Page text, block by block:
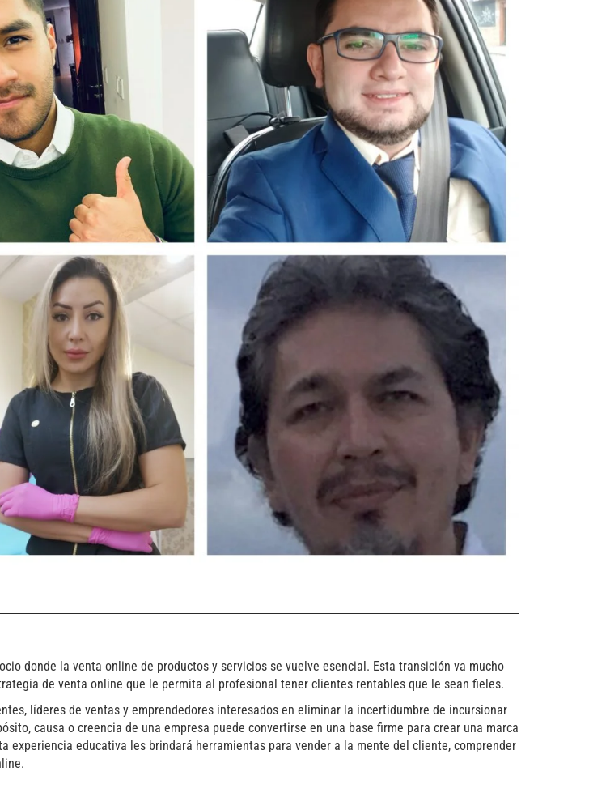
donde la venta online de productos y servicios se vuelve esencial. Esta transición va mucho
de venta online que le permita al profesional tener clientes rentables que le sean fieles.
líderes de ventas y emprendedores interesados en eliminar la incertidumbre de incursionar
causa o creencia de una empresa puede convertirse en una base firme para crear una marca
experiencia educativa les brindará herramientas para vender a la mente del cliente, comprender